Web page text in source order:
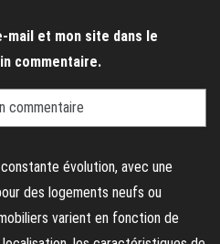
mail et mon site dans le
commentaire.
évolution, avec une
des logements neufs ou
varient en fonction de